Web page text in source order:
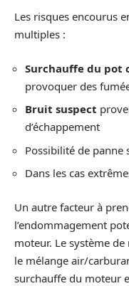
Les risques encourus
multiples :
Surchauffe du pot
provoquer des
Bruit suspect
d’échappement
Possibilité de panne
Dans les cas
Un autre facteur à
l’endommagement
moteur. Le système
le mélange air/
surchauffe du moteur